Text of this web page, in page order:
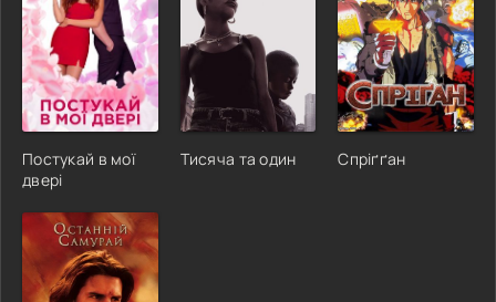
Постукай в мої
двері
Тисяча та один Спріґґан